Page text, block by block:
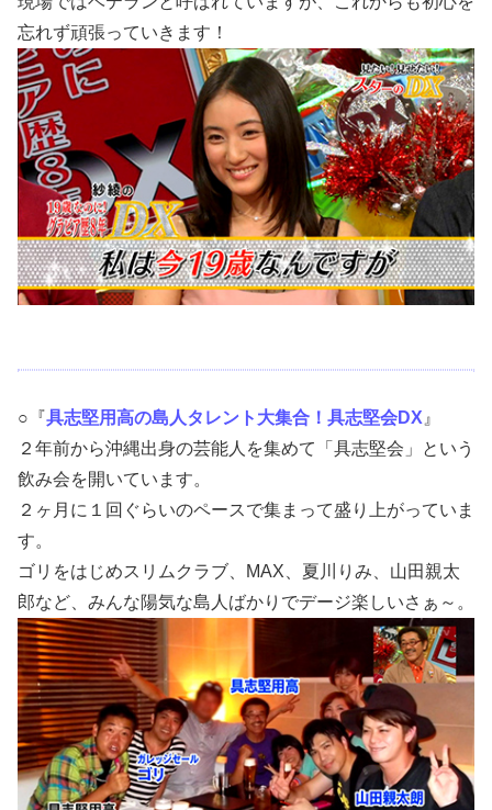
忘れず頑張っていきます！
○『具志堅用高の島人タレント大集合！具志堅会DX 』
２年前から沖縄出身の芸能人を集めて「具志堅会」という
飲み会を開いています。
２ヶ月に１回ぐらいのペースで集まって盛り上がっていま
す。
ゴリをはじめスリムクラブ、MAX、夏川りみ、山田親太
郎など、みんな陽気な島人ばかりでデージ楽しいさぁ～。